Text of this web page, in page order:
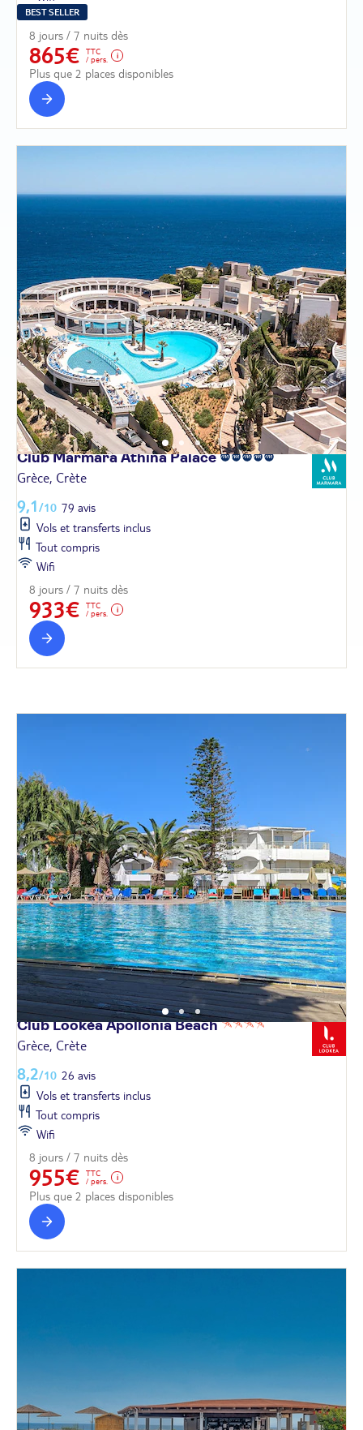
BEST SELLER
8 jours / 7 nuits dès
865€
TTC
/ pers.
Plus que 2 places disponibles
Club Marmara AthinaPalace
Grèce, Crète
9,1/10 79 avis
Vols et transferts inclus
Tout compris
Wifi
8 jours / 7 nuits dès
933€
TTC
/ pers.
Club Lookéa ApolloniaBeach
Grèce, Crète
8,2/10 26 avis
Vols et transferts inclus
Tout compris
Wifi
8 jours / 7 nuits dès
955€
TTC
/ pers.
Plus que 2 places disponibles